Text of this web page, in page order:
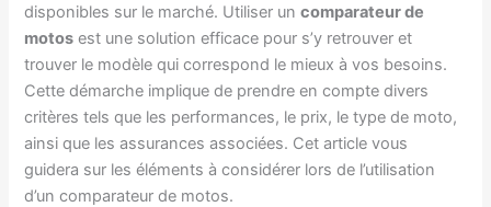
disponibles sur le marché. Utiliser uncomparateur de
motos est une solution efficace pour s’y retrouver et
trouver le modèle qui correspond le mieux à vos besoins.
Cette démarche implique de prendre en compte divers
critères tels que les performances, le prix, le type de moto,
ainsi que les assurances associées. Cet article vous
guidera sur les éléments à considérer lors de l’utilisation
d’un comparateur de motos.